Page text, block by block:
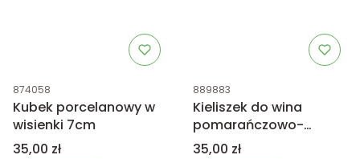
Kod produktu
874058
Kubek porcelanowy w
wisienki 7cm
Cena
35,00 zł
Kod produktu
889883
Kieliszek do wina
pomarańczowo-
niebieski, szklany 25cm
Cena
35,00 zł